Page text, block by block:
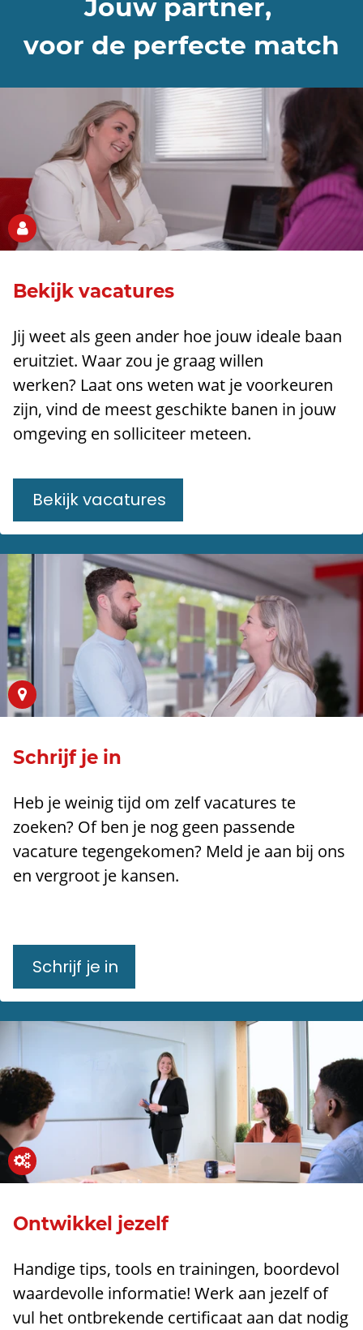
Jouw partner,
voor de perfecte match
Bekijk vacatures
Jij weet als geen ander hoe jouw ideale baan
eruitziet. Waar zou je graag willen
werken? Laat ons weten wat je voorkeuren
zijn, vind de meest geschikte banen in jouw
omgeving en solliciteer meteen.
Bekijk vacatures
Schrijf je in
Heb je weinig tijd om zelf vacatures te
zoeken? Of ben je nog geen passende
vacature tegengekomen? Meld je aan bij ons
en vergroot je kansen.
Schrijf je in
Ontwikkel jezelf
Handige tips, tools en trainingen, boordevol
waardevolle informatie! Werk aan jezelf of
vul het ontbrekende certificaat aan dat nodig